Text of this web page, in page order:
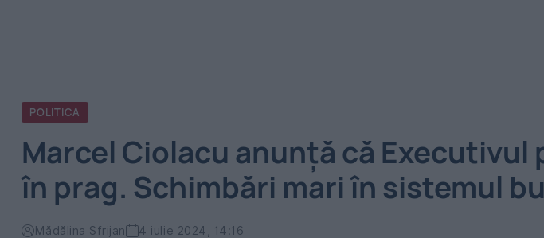
POLITICA
Marcel Ciolacu anunță că Executivul
în prag. Schimbări mari în sistemul
Mădălina Sfrijan 4 iulie 2024, 14:16